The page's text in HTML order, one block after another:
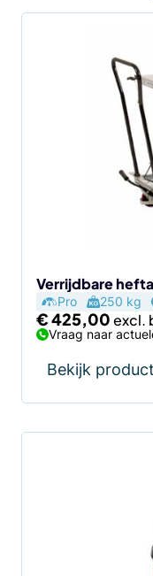
Verrijdbare
Pro 250 kg
€425,00
Vraag naar
Bekijk product